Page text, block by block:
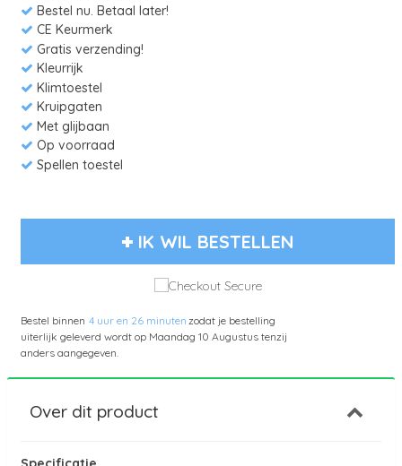
Bestel nu. Betaal later!
CE Keurmerk
Gratis verzending!
Kleurrijk
Klimtoestel
Kruipgaten
Met glijbaan
Op voorraad
Spellen toestel
IK WIL BESTELLEN
Bestel binnen 4 uur en 26 minutenzodat je bestelling
uiterlijk geleverd wordt op Maandag 10 Augustus tenzij
anders aangegeven.
Over dit product